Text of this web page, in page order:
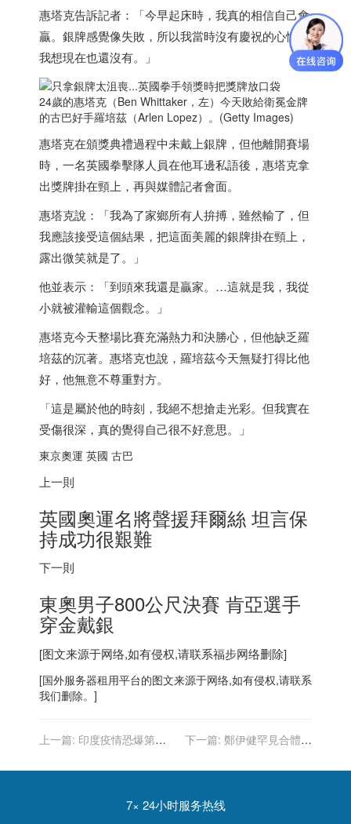
惠塔克告訴記者：「今早起床時，我真的相信自己會
贏。銀牌感覺像失敗，所以我當時沒有慶祝的心情，
我想現在也還沒有。」
24歲的惠塔克（Ben Whittaker，左）今天敗給衛冕金牌
的古巴好手羅培茲（Arlen Lopez）。(Getty Images)
惠塔克在頒獎典禮過程中未戴上銀牌，但他離開賽場
時，一名英國拳擊隊人員在他耳邊私語後，惠塔克拿
出獎牌掛在頸上，再與媒體記者會面。
惠塔克說：「我為了家鄉所有人拚搏，雖然輸了，但
我應該接受這個結果，把這面美麗的銀牌掛在頸上，
露出微笑就是了。」
他並表示：「到頭來我還是贏家。…這就是我，我從
小就被灌輸這個觀念。」
惠塔克今天整場比賽充滿熱力和決勝心，但他缺乏羅
培茲的沉著。惠塔克也說，羅培茲今天無疑打得比他
好，他無意不尊重對方。
「這是屬於他的時刻，我絕不想搶走光彩。但我實在
受傷很深，真的覺得自己很不好意思。」
東京奧運 英國 古巴
上一則
英國奧運名將聲援拜爾絲 坦言保
持成功很艱難
下一則
東奧男子800公尺決賽 肯亞選手
穿金戴銀
[图文来源于网络,如有侵权,请联系福步网络删除]
[国外服务器租用平台的图文来源于网络,如有侵权,请联系
我们删除。]
上一篇: 印度疫情恐爆第三
下一篇: 鄭伊健罕見合體嫩
7× 24小时服务热线